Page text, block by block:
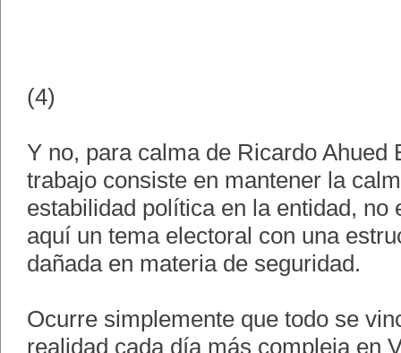
(4)
Y no, para calma de Ricardo Ahued
trabajo consiste en mantener la
estabilidad política en la entidad, no
aquí un tema electoral con una
dañada en materia de seguridad.
Ocurre simplemente que todo se
realidad cada día más compleja en